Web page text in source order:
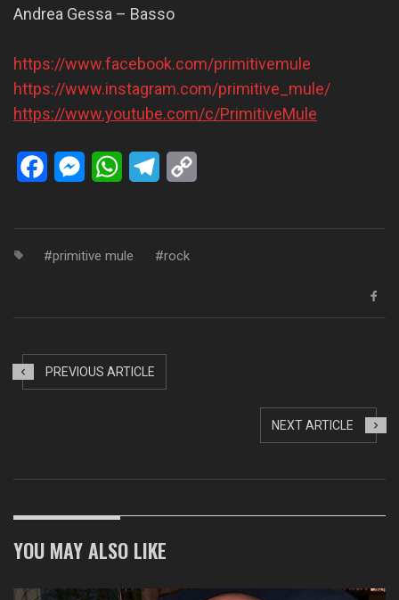
Andrea Gessa – Basso
https://www.facebook.com/primitivemule
https://www.instagram.com/primitive_mule/
https://www.youtube.com/c/PrimitiveMule
FacebookMessengerWhatsAppTelegram
primitive mule rock
PREVIOUS ARTICLE
NEXT ARTICLE
YOU MAY ALSO LIKE